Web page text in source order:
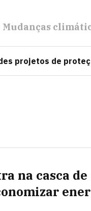
Mudanças
projetos de
na casca